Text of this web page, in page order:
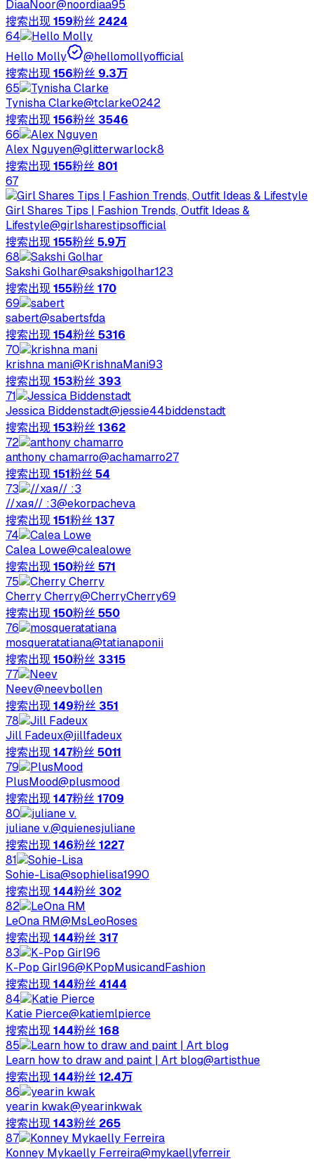
DiaaNoor@noordiaa95
搜索出现159粉丝 2424
64
Hello Molly
@hellomollyofficial
搜索出现156粉丝 9.3万
65
Tynisha Clarke@tclarke0242
搜索出现156粉丝 3546
66
Alex Nguyen@glitterwarlock8
搜索出现155粉丝 801
67
Girl Shares Tips | Fashion Trends, Outfit Ideas &
Lifestyle@girlsharestipsofficial
搜索出现155粉丝 5.9万
68
Sakshi Golhar@sakshigolhar123
搜索出现155粉丝 170
69
sabert@sabertsfda
搜索出现154粉丝 5316
70
krishna mani@KrishnaMani93
搜索出现153粉丝 393
71
Jessica Biddenstadt@jessie44biddenstadt
搜索出现153粉丝 1362
72
anthony chamarro@achamarro27
搜索出现151粉丝 54
73
//хая// :3@ekorpacheva
搜索出现151粉丝 137
74
Calea Lowe@calealowe
搜索出现150粉丝 571
75
Cherry Cherry@CherryCherry69
搜索出现150粉丝 550
76
mosqueratatiana@tatianaponii
搜索出现150粉丝 3315
77
Neev@neevbollen
搜索出现149粉丝 351
78
Jill Fadeux@jillfadeux
搜索出现147粉丝 5011
79
PlusMood@plusmood
搜索出现147粉丝 1709
80
juliane v.@quienesjuliane
搜索出现146粉丝 1227
81
Sohie-Lisa@sophielisa1990
搜索出现144粉丝 302
82
LeOna RM@MsLeoRoses
搜索出现144粉丝 317
83
K-Pop Girl96@KPopMusicandFashion
搜索出现144粉丝 4144
84
Katie Pierce@katiemlpierce
搜索出现144粉丝 168
85
Learn how to draw and paint | Art blog@artisthue
搜索出现144粉丝 12.4万
86
yearin kwak@yearinkwak
搜索出现143粉丝 265
87
Konney Mykaelly Ferreira@mykaellyferreir